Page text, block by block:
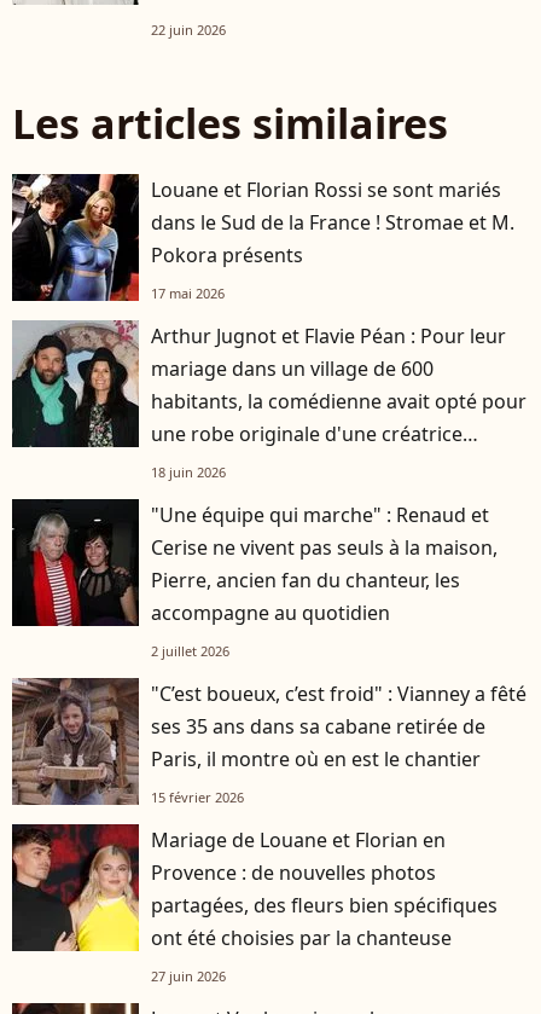
Paris
22 juin 2026
Les articles similaires
Louane et Florian Rossi se sont mariés
dans le Sud de la France ! Stromae et M.
Pokora présents
17 mai 2026
Arthur Jugnot et Flavie Péan : Pour leur
mariage dans un village de 600
habitants, la comédienne avait opté pour
une robe originale d'une créatrice
française
18 juin 2026
"Une équipe qui marche" : Renaud et
Cerise ne vivent pas seuls à la maison,
Pierre, ancien fan du chanteur, les
accompagne au quotidien
2 juillet 2026
"C’est boueux, c’est froid" : Vianney a fêté
ses 35 ans dans sa cabane retirée de
Paris, il montre où en est le chantier
15 février 2026
Mariage de Louane et Florian en
Provence : de nouvelles photos
partagées, des fleurs bien spécifiques
ont été choisies par la chanteuse
27 juin 2026